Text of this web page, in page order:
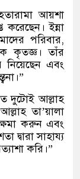
আয়শা
ইন্না
পরিবার,
কৃতজ্ঞ। তাঁর
নিয়েছেন এবং
দুটোই আল্লাহ
তা’য়ালা
করুন এবং
দ্বারা সাহায্য
করি।”